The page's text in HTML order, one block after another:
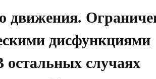
движения.
дисфункциями
остальных случаях